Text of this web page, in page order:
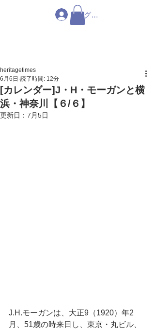
ログイン
[カレンダー]J・H・モーガンと横
浜・神奈川【６/６】
heritagetimes
6月6日 読了時間: 12分
更新日： 7月5日
J.H.モーガンは、大正9（1920）年2
月、51歳の時来日し、東京・丸ビル、